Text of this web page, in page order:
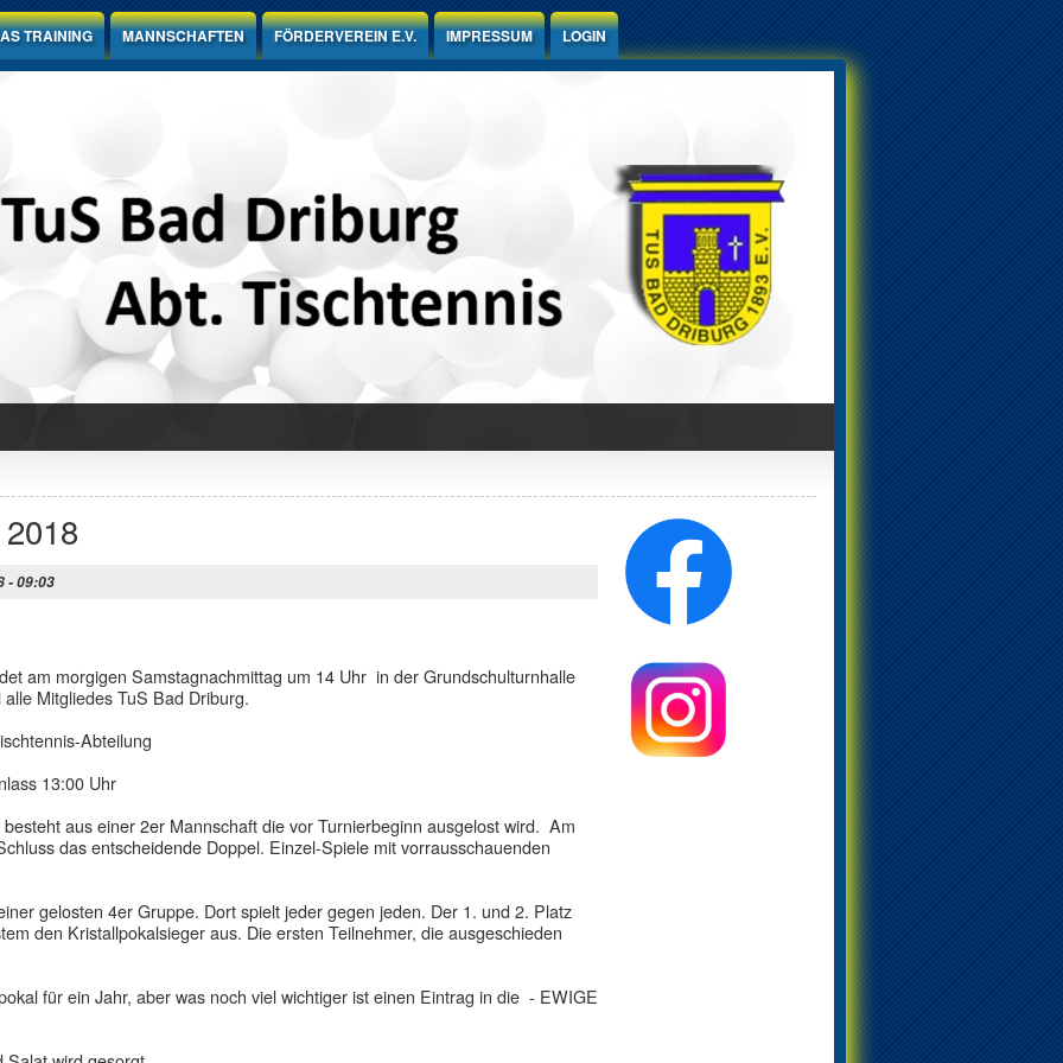
TRAINING MANNSCHAFTEN FÖRDERVEREIN E.V. IMPRESSUM LOGIN
- 09:03
am morgigen Samstagnachmittag um 14 Uhr in der Grundschulturnhalle
Mitgliedes TuS Bad Driburg.
Abteilung
13:00 Uhr
aus einer 2er Mannschaft die vor Turnierbeginn ausgelost wird. Am
das entscheidende Doppel. Einzel-Spiele mit vorrausschauenden
gelosten 4er Gruppe. Dort spielt jeder gegen jeden. Der 1. und 2. Platz
den Kristallpokalsieger aus. Die ersten Teilnehmer, die ausgeschieden
für ein Jahr, aber was noch viel wichtiger ist einen Eintrag in die - EWIGE